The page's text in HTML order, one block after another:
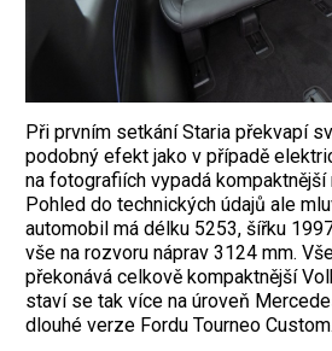
Při prvním setkání Staria překvapí
podobný efekt jako v případě
na fotografiích vypadá
Pohled do technických údajů ale
automobil má délku 5253, šířku
vše na rozvoru náprav 3124 mm.
překonává celkově kompaktnější
staví se tak více na úroveň
dlouhé verze Fordu Tourneo Custom.